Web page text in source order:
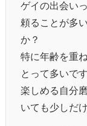
ゲイの出会い
頼ることが多
か？
特に年齢を重
とって多いで
楽しめる自分
いても少しだ